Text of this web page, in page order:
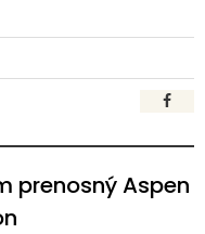
prenosný Aspen